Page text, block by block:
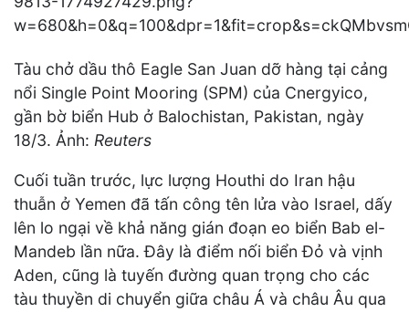
Tàu chở dầu thô Eagle San Juan dỡ hàng tại cảng
nổi Single Point Mooring (SPM) của Cnergyico,
gần bờ biển Hub ở Balochistan, Pakistan, ngày
18/3. Ảnh: Reuters
Cuối tuần trước, lực lượng Houthi do Iran hậu
thuẫn ở Yemen đã tấn công tên lửa vào Israel, dấy
lên lo ngại về khả năng gián đoạn eo biển Bab el-
Mandeb lần nữa. Đây là điểm nối biển Đỏ và vịnh
Aden, cũng là tuyến đường quan trọng cho các
tàu thuyền di chuyển giữa châu Á và châu Âu qua